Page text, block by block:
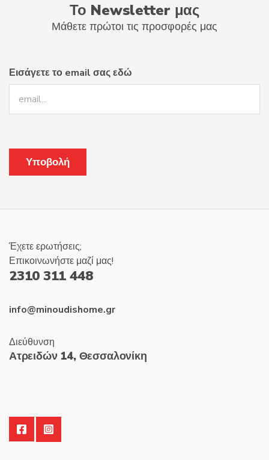
Το Newsletter μας
Μάθετε πρώτοι τις προσφορές μας
Εισάγετε το email σας εδώ
Έχετε ερωτήσεις;
Επικοινωνήστε μαζί μας!
2310 311 448
info@minoudishome.gr
Διεύθυνση
Ατρειδών 14, Θεσσαλονίκη